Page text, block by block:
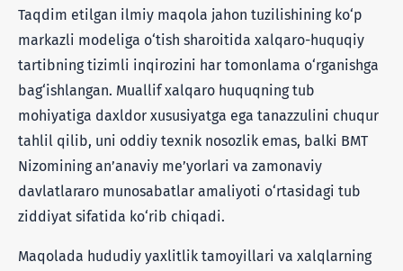
Taqdim etilgan ilmiy maqola jahon tuzilishining ko‘p
markazli modeliga o‘tish sharoitida xalqaro-huquqiy
tartibning tizimli inqirozini har tomonlama o‘rganishga
bag‘ishlangan. Muallif xalqaro huquqning tub
mohiyatiga daxldor xususiyatga ega tanazzulini chuqur
tahlil qilib, uni oddiy texnik nosozlik emas, balki BMT
Nizomining an’anaviy me’yorlari va zamonaviy
davlatlararo munosabatlar amaliyoti o‘rtasidagi tub
ziddiyat sifatida ko‘rib chiqadi.
Maqolada hududiy yaxlitlik tamoyillari va xalqlarning